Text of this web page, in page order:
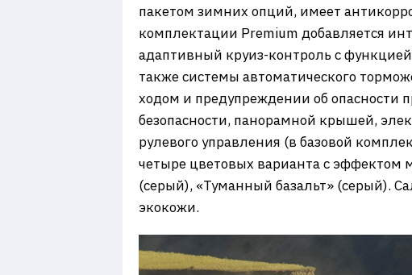
пакетом зимних опций, имеет
комплектации Premium добавляется
адаптивный круиз-контроль с
также системы автоматического
ходом и предупреждении об
безопасности, панорамной крышей,
рулевого управления (в базовой
четыре цветовых варианта с
(серый), «Туманный базальт» (серый).
экокожи.